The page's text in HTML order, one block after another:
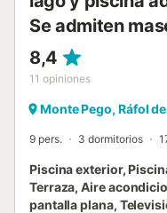
Se admiten
8,4
11 opiniones
Monte Pego, Ráfol
9 pers. 3 dormitorios
Piscina exterior,
Terraza, Aire
pantalla plana,